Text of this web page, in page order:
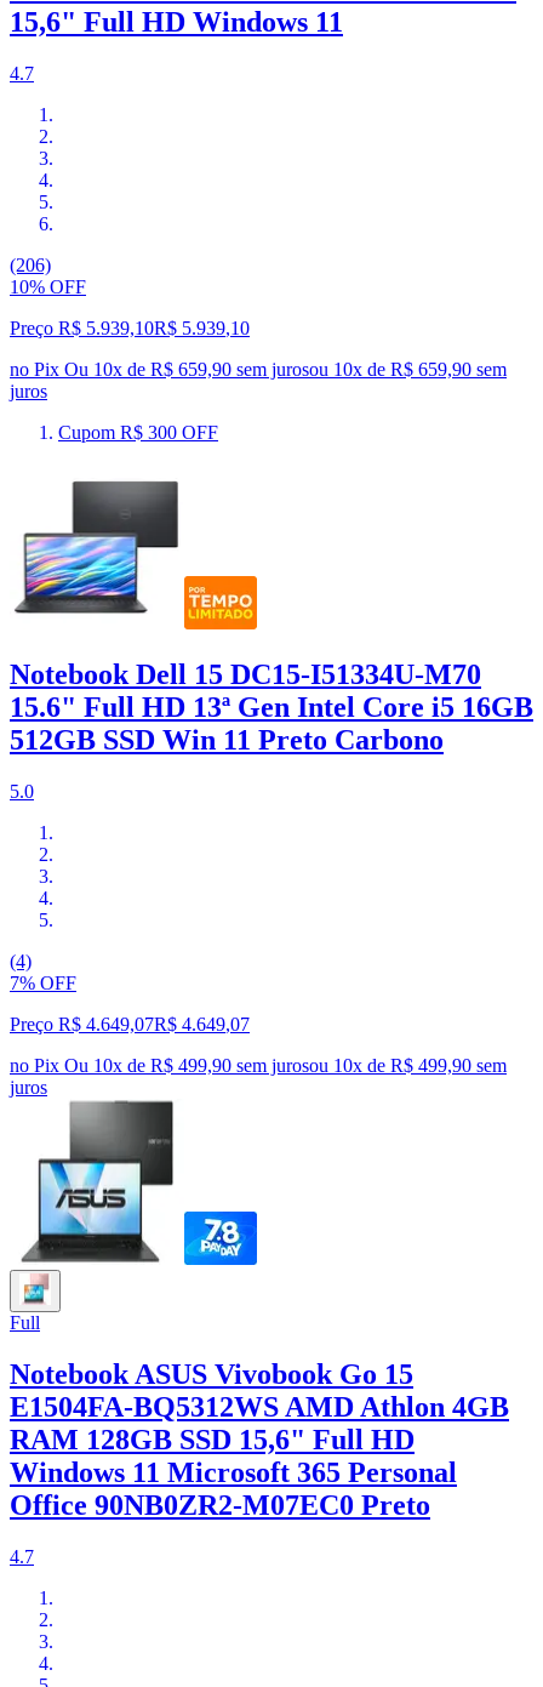
15,6" Full HD Windows 11
4.7
(206)
10% OFF
Preço R$ 5.939,10R$ 5.939,10
no Pix Ou 10x de R$ 659,90 sem jurosou 10x de R$ 659,90 sem
juros
Cupom R$ 300 OFF
Notebook Dell 15 DC15-I51334U-M70
15.6" Full HD 13ª Gen Intel Core i5 16GB
512GB SSD Win 11 Preto Carbono
5.0
(4)
7% OFF
Preço R$ 4.649,07R$ 4.649,07
no Pix Ou 10x de R$ 499,90 sem jurosou 10x de R$ 499,90 sem
juros
Full
Notebook ASUS Vivobook Go 15
E1504FA-BQ5312WS AMD Athlon 4GB
RAM 128GB SSD 15,6" Full HD
Windows 11 Microsoft 365 Personal
Office 90NB0ZR2-M07EC0 Preto
4.7